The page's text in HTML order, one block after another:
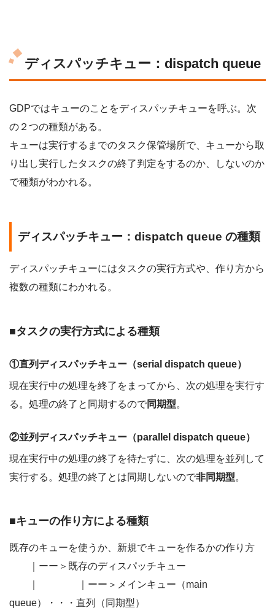
ディスパッチキュー：dispatch queue
GDPではキューのことをディスパッチキューを呼ぶ。次
の２つの種類がある。
キューは実行するまでのタスク保管場所で、キューから取
り出し実行したタスクの終了判定をするのか、しないのか
で種類がわかれる。
ディスパッチキュー：dispatch queue の種類
ディスパッチキューにはタスクの実行方式や、作り方から
複数の種類にわかれる。
■タスクの実行方式による種類
①直列ディスパッチキュー（serial dispatch queue）
現在実行中の処理を終了をまってから、次の処理を実行す
る。処理の終了と同期するので同期型。
②並列ディスパッチキュー（parallel dispatch queue）
現在実行中の処理の終了を待たずに、次の処理を並列して
実行する。処理の終了とは同期しないので非同期型。
■キューの作り方による種類
既存のキューを使うか、新規でキューを作るかの作り方
｜ーー＞既存のディスパッチキュー
｜ ｜ーー＞メインキュー（main
queue）・・・直列（同期型）